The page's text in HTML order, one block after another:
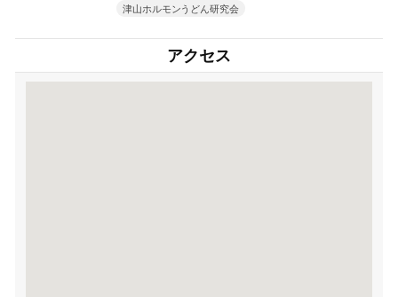
津山ホルモンうどん研究会
アクセス